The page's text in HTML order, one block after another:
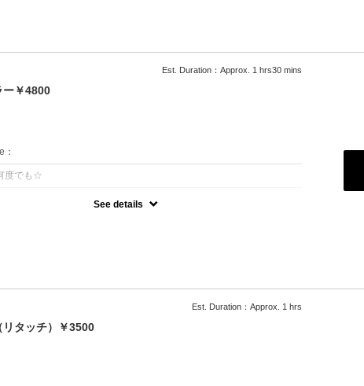
Est. Duration：Approx. 1 hrs30 mins
ー￥4800
度でも☆
See details
Est. Duration：Approx. 1 hrs
リタッチ）￥3500